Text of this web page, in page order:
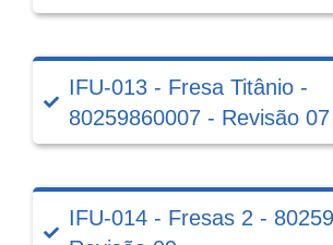
IFU-013 - Fresa Titânio -
80259860007 - Revisão 07
IFU-014 - Fresas 2 -